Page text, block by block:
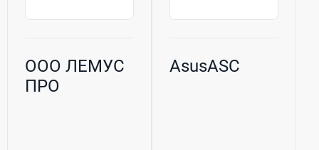
ООО ЛЕМУС
ПРО
AsusASC